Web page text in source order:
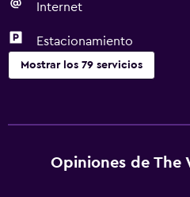
Internet
Estacionamiento
Mostrar los 79 servicios
Wifi gratis
Opiniones de The